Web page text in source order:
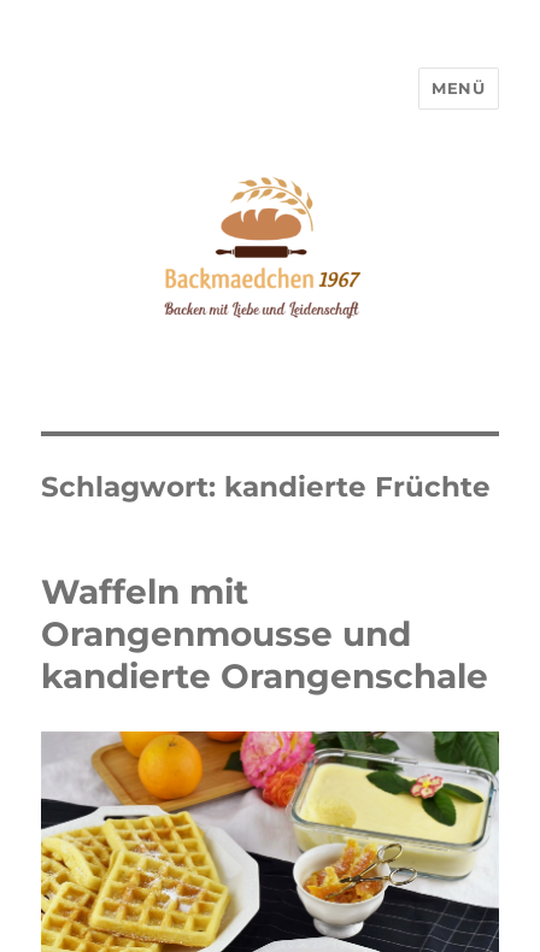
MENÜ
Schlagwort: kandierte Früchte
Waffeln mit
Orangenmousse und
kandierte Orangenschale